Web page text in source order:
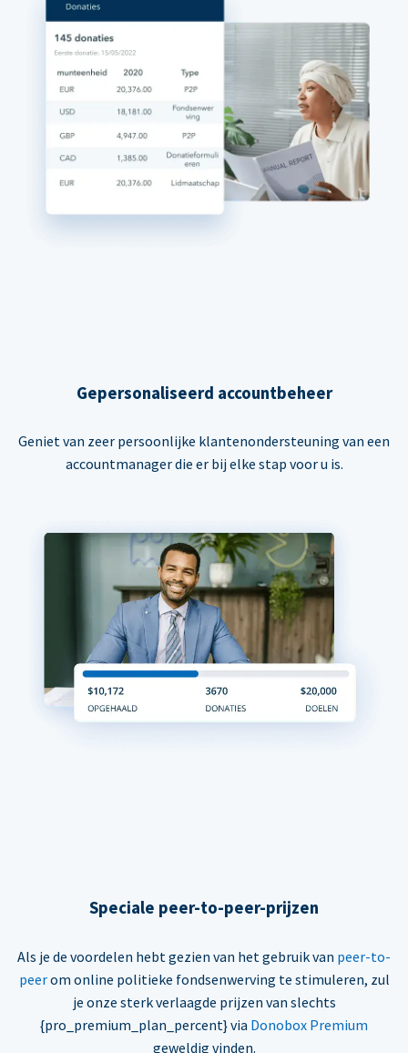
Gepersonaliseerd accountbeheer
Geniet van zeer persoonlijke klantenondersteuning van een
accountmanager die er bij elke stap voor u is.
Speciale peer-to-peer-prijzen
Als je de voordelen hebt gezien van het gebruik van peer-to-
peerom online politieke fondsenwerving te stimuleren, zul
je onze sterk verlaagde prijzen van slechts
{pro_premium_plan_percent} via Donobox Premium
geweldig vinden.